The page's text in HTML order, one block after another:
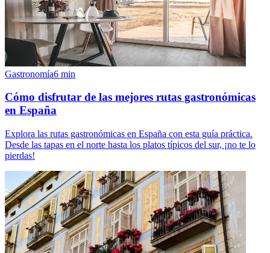
Gastronomía6 min
Cómo disfrutar de las mejores rutas gastronómicas
en España
Explora las rutas gastronómicas en España con esta guía práctica.
Desde las tapas en el norte hasta los platos típicos del sur, ¡no te lo
pierdas!